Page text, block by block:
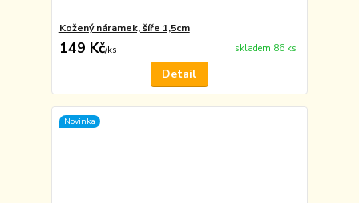
Kožený náramek, šíře 1,5cm
149 Kč/ks skladem 86 ks
Detail
Novinka